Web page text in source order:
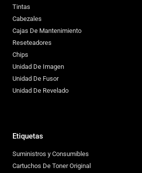
Tintas
Cabezales
Cajas De Mantenimiento
Reseteadores
Chips
Unidad De Imagen
Unidad De Fusor
Unidad De Revelado
Etiquetas
Suministros y Consumibles
Cartuchos De Toner Original